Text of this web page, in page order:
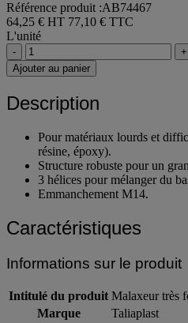
Référence produit :AB74467
64,25 € HT 77,10 € TTC
L'unité
-
+
Ajouter au panier
Description
Pour matériaux lourds et
résine, époxy).
Structure robuste pour un
3 hélices pour mélanger du
Emmanchement M14.
Caractéristiques
Informations sur le produit
Intitulé du produit Malaxeur très
Marque
Taliaplast